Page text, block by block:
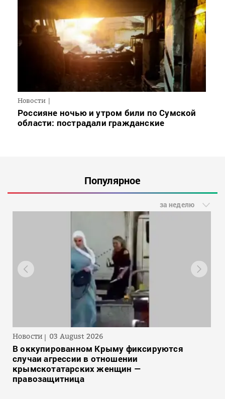
Новости
Россияне ночью и утром били по Сумской
области: пострадали гражданские
Популярное
за неделю
Новости 03 August 2026
В оккупированном Крыму фиксируются
случаи агрессии в отношении
крымскотатарских женщин —
правозащитница